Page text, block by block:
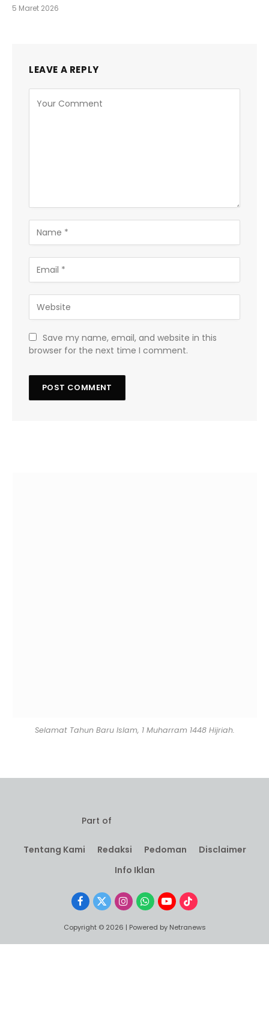
5 Maret 2026
LEAVE A REPLY
Save my name, email, and website in this
browser for the next time I comment.
Selamat Tahun Baru Islam, 1 Muharram 1448 Hijriah.
Part of
Tentang Kami Redaksi Pedoman
Disclaimer
Info Iklan
Facebook
X
InstagramWhatsApp
YouTubeTikTok
Copyright © 2026 | Powered by Netranews